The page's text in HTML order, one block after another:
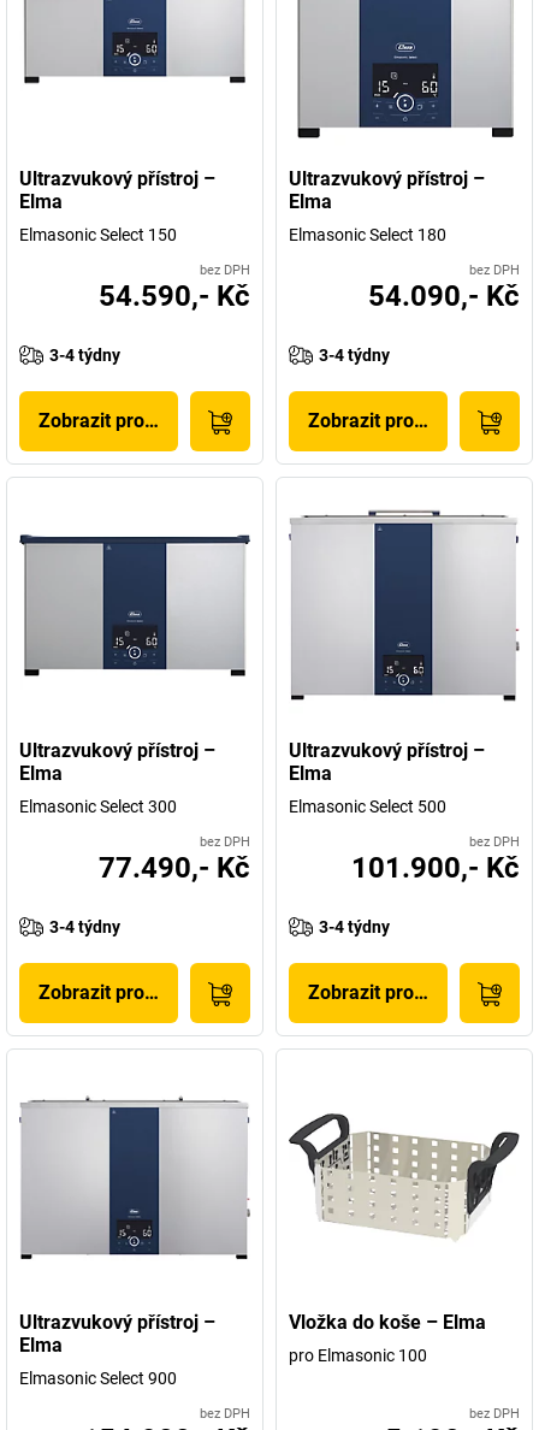
Ultrazvukový přístroj –
Elma
Elmasonic Select 150
bez DPH
54.590,- Kč
3-4 týdny
Zobrazit produkt
Ultrazvukový přístroj –
Elma
Elmasonic Select 180
bez DPH
54.090,- Kč
3-4 týdny
Zobrazit produkt
Ultrazvukový přístroj –
Elma
Elmasonic Select 300
bez DPH
77.490,- Kč
3-4 týdny
Zobrazit produkt
Ultrazvukový přístroj –
Elma
Elmasonic Select 500
bez DPH
101.900,- Kč
3-4 týdny
Zobrazit produkt
Ultrazvukový přístroj –
Elma
Elmasonic Select 900
bez DPH
Vložka do koše – Elma
pro Elmasonic 100
bez DPH